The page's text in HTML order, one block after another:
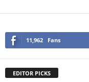
11,962 Fans
EDITOR PICKS